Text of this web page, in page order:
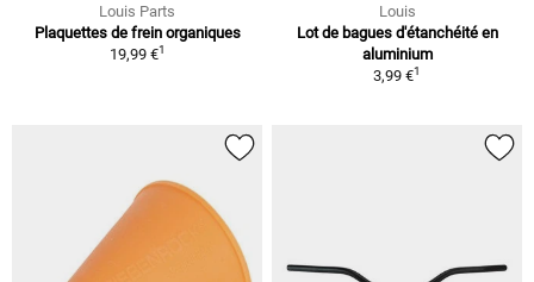
Louis Parts
Plaquettes de frein organiques
19,99 €1
Louis
Lot de bagues d'étanchéité en
aluminium
3,99 €1